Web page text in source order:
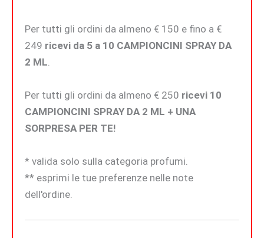
Per tutti gli ordini da almeno € 150 e fino a €
249 ricevi da 5 a 10 CAMPIONCINI SPRAY DA
2 ML
Per tutti gli ordini da almeno € 250 ricevi 10
CAMPIONCINI SPRAY DA 2 ML + UNA
SORPRESA PER TE!
* valida solo sulla categoria profumi.
** esprimi le tue preferenze nelle note
dell'ordine.